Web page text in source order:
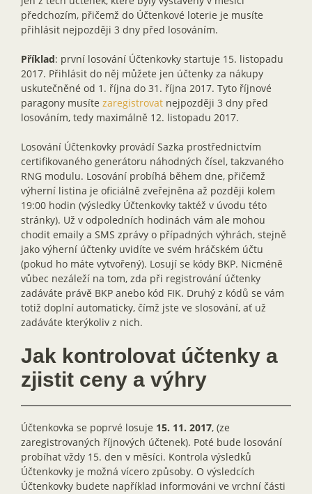
předchozím, přičemž do Účtenkové loterie je musíte
přihlásit nejpozději 3 dny před losováním.
Příklad: první losování Účtenkovky startuje 15. listopadu
2017. Přihlásit do něj můžete jen účtenky za nákupy
uskutečněné od 1. října do 31. října 2017. Tyto říjnové
paragony musíte zaregistrovat nejpozději 3 dny před
losováním, tedy maximálně 12. listopadu 2017.
Losování Účtenkovky provádí Sazka prostřednictvím
certifikovaného generátoru náhodných čísel, takzvaného
RNG modulu. Losování probíhá během dne, přičemž
výherní listina je oficiálně zveřejněna až později kolem
19:00 hodin (výsledky Účtenkovky taktéž v úvodu této
stránky). Už v odpoledních hodinách vám ale mohou
chodit emaily a SMS zprávy o případných výhrách, stejně
jako výherní účtenky uvidíte ve svém hráčském účtu
(pokud ho máte vytvořený). Losují se kódy BKP. Nicméně
vůbec nezáleží na tom, zda při registrování účtenky
zadáváte právě BKP anebo kód FIK. Druhý z kódů se vám
totiž doplní automaticky, čímž jste ve slosování, ať už
zadáváte kterýkoliv z nich.
Jak kontrolovat účtenky a
zjistit ceny a výhry
Účtenkovka se poprvé losuje 15. 11. 2017, (ze
zaregistrovaných říjnových účtenek). Poté bude losování
probíhat vždy 15. den v měsíci. Kontrola výsledků
Účtenkovky je možná vícero způsoby. O výsledcích
Účtenkovky budete například informováni ve vrchní části